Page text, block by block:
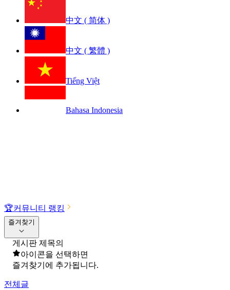
中文 ( 简体 )
中文 ( 繁體 )
Tiếng Việt
Bahasa Indonesia
🏆커뮤니티 랭킹
즐겨찾기
게시판 제목의
아이콘을 선택하면
즐겨찾기에 추가됩니다.
전체글